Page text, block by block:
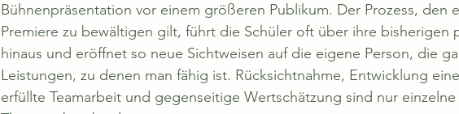
Bühnenpräsentation vor einem größeren Publikum. Der Prozess, den
Premiere zu bewältigen gilt, führt die Schüler oft über ihre bisherigen
hinaus und eröffnet so neue Sichtweisen auf die eigene Person, die
Leistungen, zu denen man fähig ist. Rücksichtnahme, Entwicklung
erfüllte Teamarbeit und gegenseitige Wertschätzung sind nur